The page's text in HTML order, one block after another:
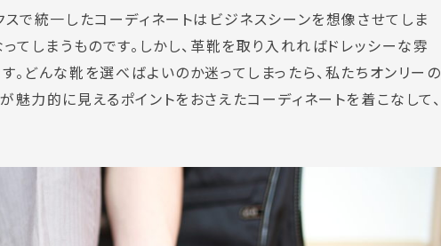
スで統一したコーディネートはビジネスシーンを想像させてしま
てしまうものです。しかし、革靴を取り入れればドレッシーな雰
。どんな靴を選べばよいのか迷ってしまったら、私たちオンリーの
魅力的に見えるポイントをおさえたコーディネートを着こなして、